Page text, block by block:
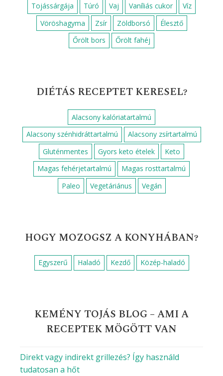
Tojássárgája Túró Vaj Vaníliás cukor
Víz
Vöröshagyma
Zsír Zöldborsó
Élesztő
Őrölt bors
Őrölt fahéj
DIÉTÁS RECEPTET KERESEL?
Alacsony kalóriatartalmú
Alacsony szénhidráttartalmú
Alacsony zsírtartalmú
Gluténmentes
Gyors keto ételek
Keto
Magas fehérjetartalmú
Magas rosttartalmú
Paleo
Vegetáriánus Vegán
HOGY MOZOGSZ A KONYHÁBAN?
Egyszerű Haladó Kezdő Közép-haladó
KEMÉNY TOJÁS BLOG – AMI A
RECEPTEK MÖGÖTT VAN
Direkt vagy indirekt grillezés? Így használd
tudatosan a hőt